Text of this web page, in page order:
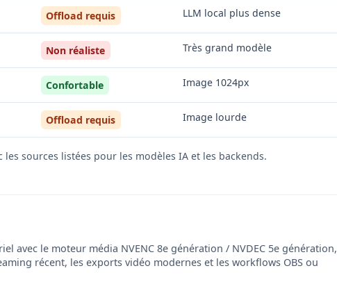
Offload requis LLM local plus dense
Non réaliste Très grand modèle
Confortable Image 1024px
Offload requis Image lourde
les sources listées pour les modèles IA et les backends.
avec le moteur média NVENC 8e génération / NVDEC 5e génération,
récent, les exports vidéo modernes et les workflows OBS ou